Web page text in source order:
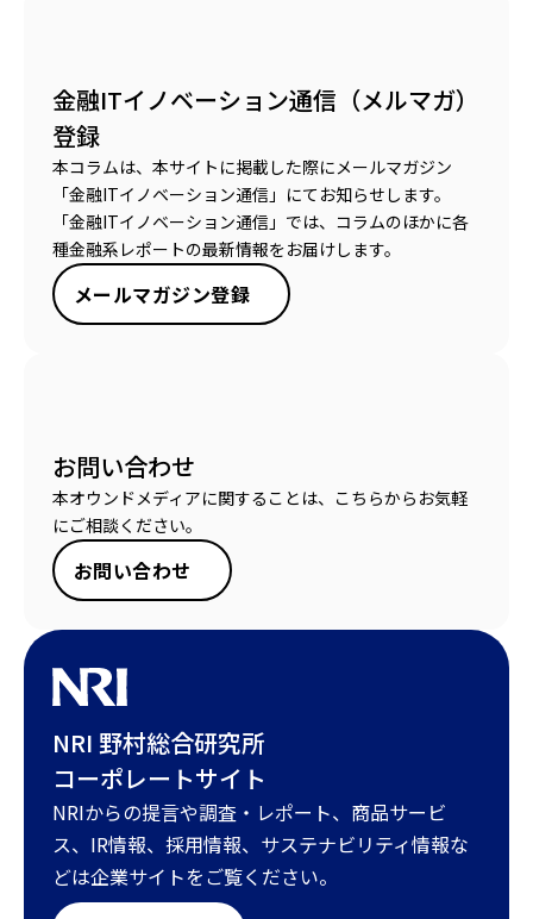
金融ITイノベーション通信（メルマガ）
登録
本コラムは、本サイトに掲載した際にメールマガジン
「金融ITイノベーション通信」にてお知らせします。
「金融ITイノベーション通信」では、コラムのほかに各
種金融系レポートの最新情報をお届けします。
メールマガジン登録
お問い合わせ
本オウンドメディアに関することは、こちらからお気軽
にご相談ください。
お問い合わせ
NRI 野村総合研究所
コーポレートサイト
NRIからの提言や調査・レポート、商品サービ
ス、IR情報、採用情報、サステナビリティ情報な
どは企業サイトをご覧ください。